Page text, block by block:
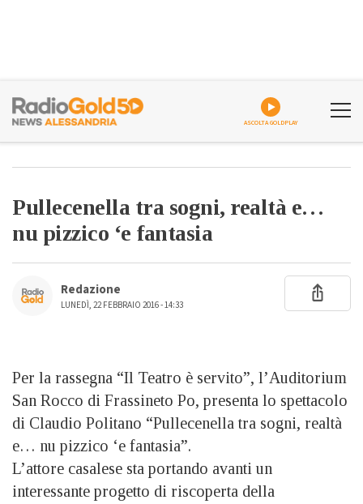
ASCOLTA GOLDPLAY
Pullecenella tra sogni, realtà e…
nu pizzico ‘e fantasia
Redazione
LUNEDÌ, 22 FEBBRAIO 2016 - 14:33
Per la rassegna “Il Teatro è servito”, l’Auditorium
San Rocco di Frassineto Po, presenta lo spettacolo
di Claudio Politano “Pullecenella tra sogni, realtà
e… nu pizzico ‘e fantasia”.
L’attore casalese sta portando avanti un
interessante progetto di riscoperta della